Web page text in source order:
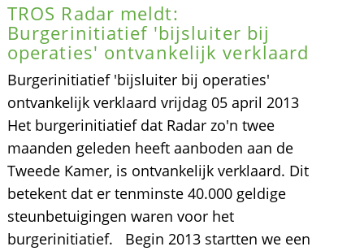
TROS Radar meldt:
Burgerinitiatief 'bijsluiter bij
operaties' ontvankelijk verklaard
Burgerinitiatief 'bijsluiter bij operaties'
ontvankelijk verklaard vrijdag 05 april 2013
Het burgerinitiatief dat Radar zo'n twee
maanden geleden heeft aanboden aan de
Tweede Kamer, is ontvankelijk verklaard. Dit
betekent dat er tenminste 40.000 geldige
steunbetuigingen waren voor het
burgerinitiatief. Begin 2013 startten we een